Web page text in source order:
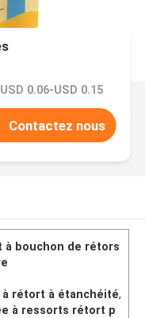
0.06-USD 0.15
Contactez nous
à bouchon de rétors
à rétort à étanchéité,
à ressorts rétort p